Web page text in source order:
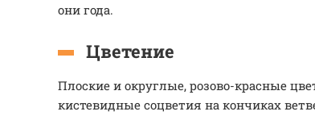
они года.
Цветение
Плоские и округлые, розово-красные
кистевидные соцветия на кончиках